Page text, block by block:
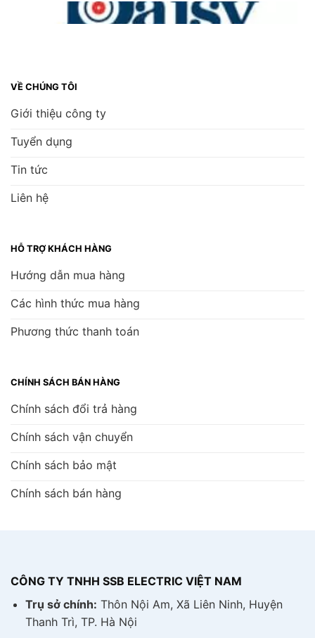
VỀ CHÚNG TÔI
Giới thiệu công ty
Tuyển dụng
Tin tức
Liên hệ
HỖ TRỢ KHÁCH HÀNG
Hướng dẫn mua hàng
Các hình thức mua hàng
Phương thức thanh toán
CHÍNH SÁCH BÁN HÀNG
Chính sách đổi trả hàng
Chính sách vận chuyển
Chính sách bảo mật
Chính sách bán hàng
CÔNG TY TNHH SSB ELECTRIC VIỆT NAM
Trụ sở chính: Thôn Nội Am, Xã Liên Ninh, Huyện
Thanh Trì, TP. Hà Nội